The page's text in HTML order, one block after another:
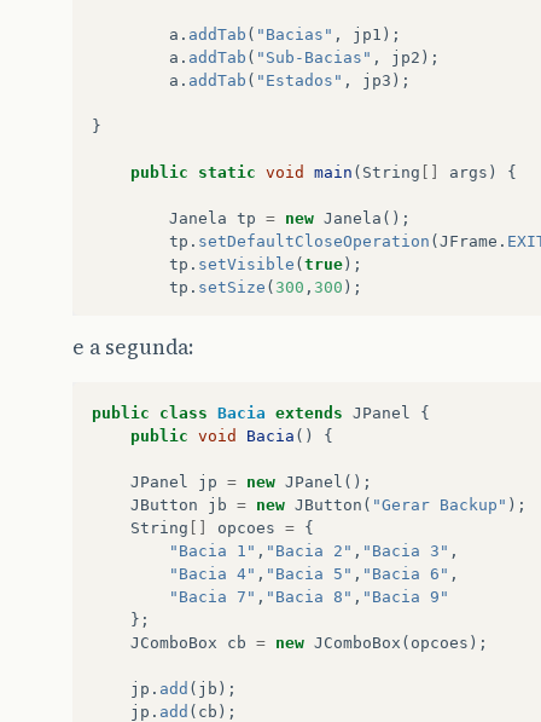
a . addTab ( "Bacias" , jp1 );
a . addTab ( "Sub-Bacias" , jp2 );
a . addTab ( "Estados" , jp3 );
}
public static void main ( String args ) {
Janela tp = new Janela ();
tp . setDefaultCloseOperation ( JFrame .
tp . setVisible ( true );
tp . setSize ( 300 , 300 );
}
e a segunda:
public class Bacia extends JPanel
{
public void Bacia () {
JPanel jp = new JPanel ();
JButton
jb = new JButton ( "Gerar Backup" );
String
opcoes = {
"Bacia 1" , "Bacia 2" , "Bacia 3" ,
"Bacia 4" , "Bacia 5" , "Bacia 6" ,
"Bacia 7" , "Bacia 8" , "Bacia 9"
};
JComboBox
cb = new JComboBox ( opcoes );
jp . add ( jb );
jp . add ( cb );